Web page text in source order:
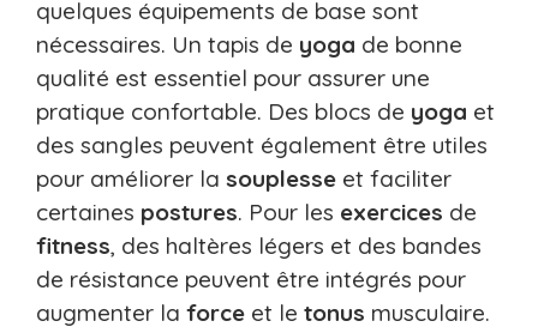
quelques équipements de base sont
nécessaires. Un tapis de yoga de bonne
qualité est essentiel pour assurer une
pratique confortable. Des blocs de yoga et
des sangles peuvent également être utiles
pour améliorer la souplesse et faciliter
certaines postures. Pour les exercices de
fitness, des haltères légers et des bandes
de résistance peuvent être intégrés pour
augmenter la force et le tonus musculaire.